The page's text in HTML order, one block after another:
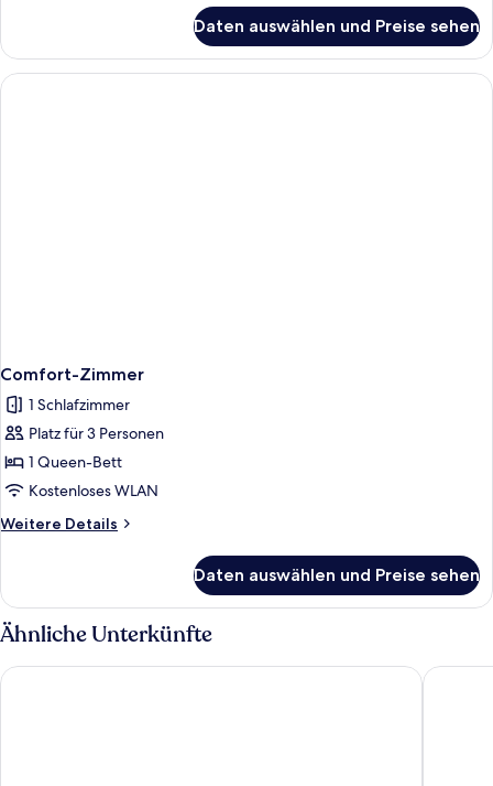
Apartment,
Terrasse
(TOP
Daten auswählen und Preise sehen
Comfort-Zimmer
1 Schlafzimmer
Platz für 3 Personen
1 Queen-Bett
Kostenloses WLAN
Weitere Details
Weitere
Zimmer
Daten auswählen und Preise sehen
Ähnliche Unterkünfte
Post Seefeld - Wellnesshotel Tirol Haymon